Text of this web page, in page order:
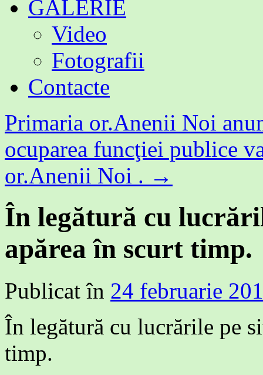
GALERIE
Video
Fotografii
Contacte
Primaria or.Anenii Noi
ocuparea funcţiei publice
or.Anenii Noi . →
În legătură cu
apărea în scurt timp.
Publicat în 24 februarie
În legătură cu lucrările pe
timp.